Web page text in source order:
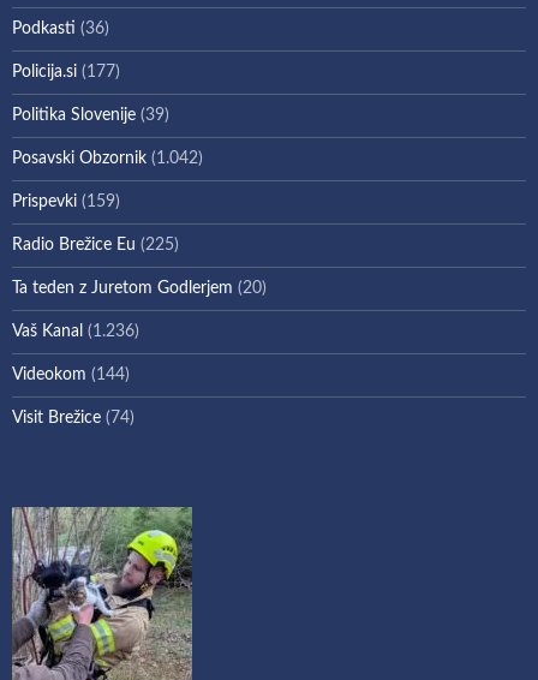
Podkasti (36)
Policija.si (177)
Politika Slovenije (39)
Posavski Obzornik (1.042)
Prispevki (159)
Radio Brežice Eu (225)
Ta teden z Juretom Godlerjem (20)
Vaš Kanal (1.236)
Videokom (144)
Visit Brežice (74)